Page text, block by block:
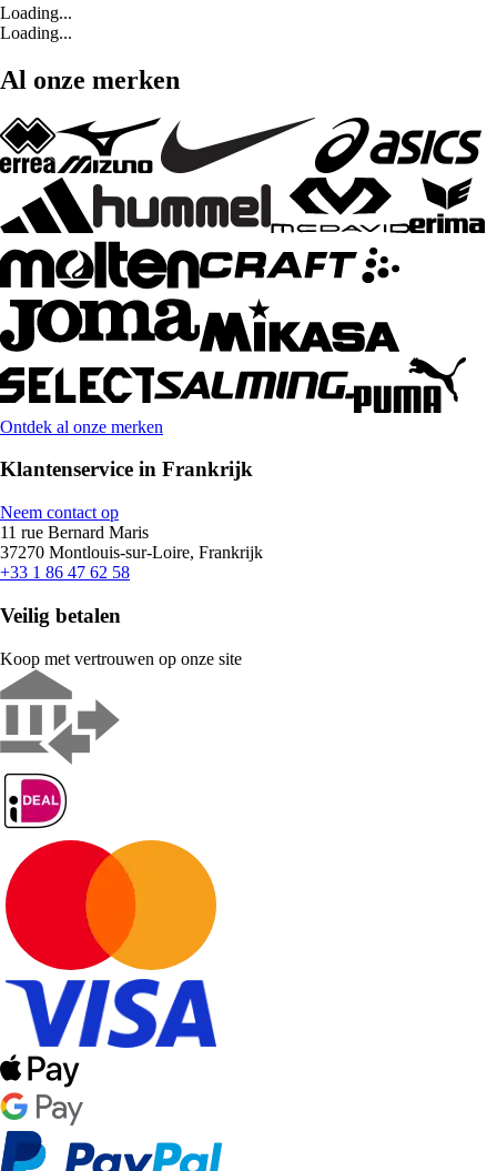
Loading...
Loading...
Al onze merken
Ontdek al onze merken
Klantenservice in Frankrijk
Neem contact op
11 rue Bernard Maris
37270 Montlouis-sur-Loire, Frankrijk
+33 1 86 47 62 58
Veilig betalen
Koop met vertrouwen op onze site